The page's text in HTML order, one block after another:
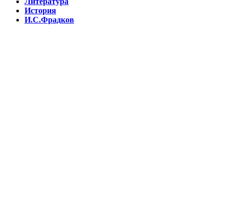
История
И.С.Фрадков